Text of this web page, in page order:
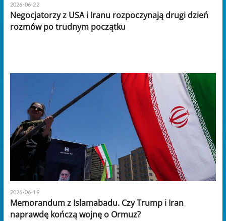
2026-06-22
Negocjatorzy z USA i Iranu rozpoczynają drugi dzień
rozmów po trudnym początku
2026-06-19
Memorandum z Islamabadu. Czy Trump i Iran
naprawdę kończą wojnę o Ormuz?